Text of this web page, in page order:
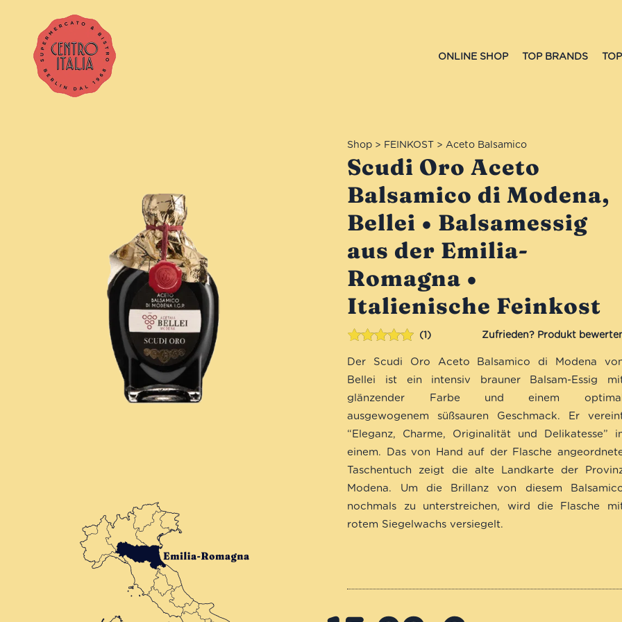
ONLINE SHOP TOP BRANDS
Shop > FEINKOST > Aceto Balsamico
Scudi Oro Aceto
Balsamico di Modena,
Bellei • Balsamessig
aus der Emilia-
Romagna •
Italienische Feinkost
5.00
von 5,
basierend
auf
Kundenbewertung
1
Der Scudi Oro Aceto Balsamico di Modena
Bellei ist ein intensiv brauner Balsam-Essig
glänzender Farbe und einem
ausgewogenem süßsauren Geschmack. Er
“Eleganz, Charme, Originalität und Delikatesse”
einem. Das von Hand auf der Flasche
Taschentuch zeigt die alte Landkarte der
Modena. Um die Brillanz von diesem
nochmals zu unterstreichen, wird die Flasche
rotem Siegelwachs versiegelt.